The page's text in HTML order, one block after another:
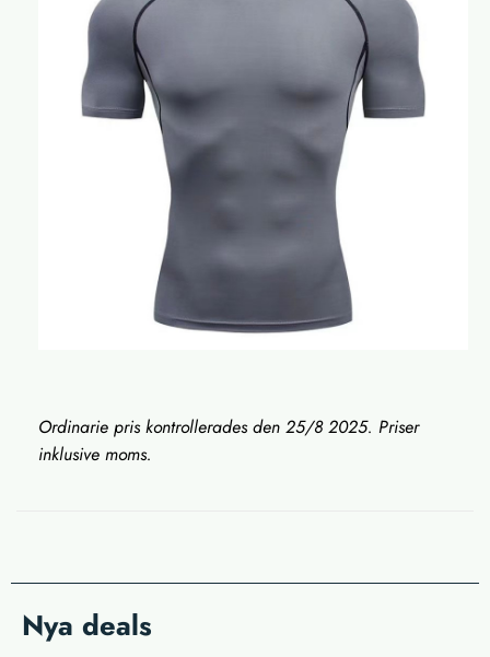
Ordinarie pris kontrollerades den 25/8 2025. Priser
inklusive moms.
Nya deals